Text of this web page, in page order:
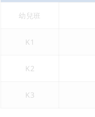
幼兒班
K1
K2
K3